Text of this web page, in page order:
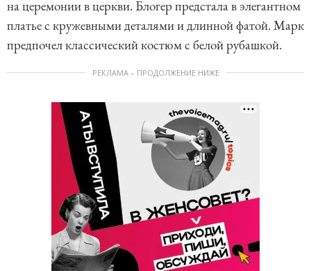
на церемонии в церкви. Блогер предстала в элегантном
платье с кружевными деталями и длинной фатой. Марк
предпочел классический костюм с белой рубашкой.
РЕКЛАМА – ПРОДОЛЖЕНИЕ НИЖЕ